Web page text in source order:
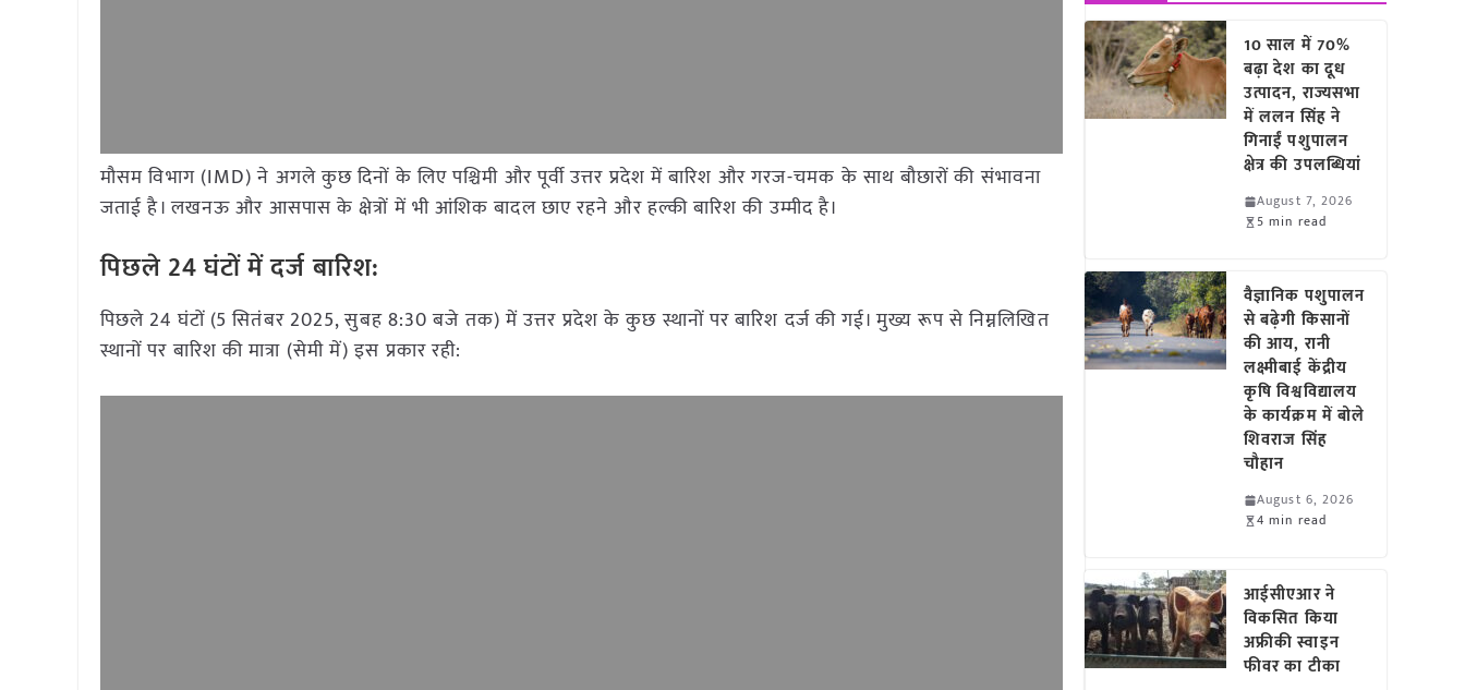
मौसम विभाग (IMD) ने अगले कुछ दिनों के लिए पश्चिमी और पूर्वी उत्तर प्रदेश में बारिश और गरज-चमक के साथ बौछारों की संभावना
जताई है। लखनऊ और आसपास के क्षेत्रों में भी आंशिक बादल छाए रहने और हल्की बारिश की उम्मीद है।
पिछले 24 घंटों में दर्ज बारिश:
पिछले 24 घंटों (5 सितंबर 2025, सुबह 8:30 बजे तक) में उत्तर प्रदेश के कुछ स्थानों पर बारिश दर्ज की गई। मुख्य रूप से निम्नलिखित
स्थानों पर बारिश की मात्रा (सेमी में) इस प्रकार रही:
10 साल में 70%
बढ़ा देश का दूध
उत्पादन, राज्यसभा
में ललन सिंह ने
गिनाईं पशुपालन
क्षेत्र की उपलब्धियां
August 7, 2026
5 min read
वैज्ञानिक पशुपालन
से बढ़ेगी किसानों
की आय, रानी
लक्ष्मीबाई केंद्रीय
कृषि विश्वविद्यालय
के कार्यक्रम में बोले
शिवराज सिंह
चौहान
August 6, 2026
4 min read
आईसीएआर ने
विकसित किया
अफ्रीकी स्वाइन
फीवर का टीका